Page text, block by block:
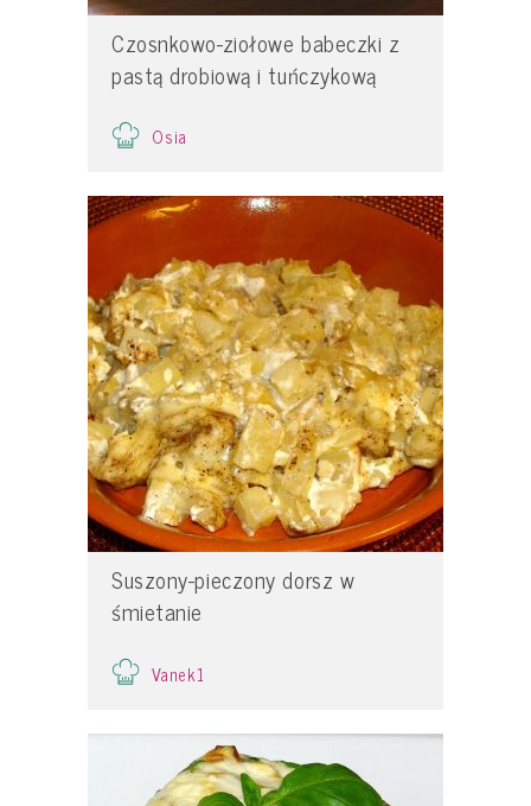
Czosnkowo-ziołowe babeczki z
pastą drobiową i tuńczykową
Osia
Suszony-pieczony dorsz w
śmietanie
Vanek1